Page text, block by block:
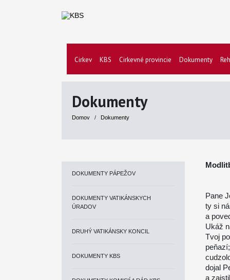
Cirkev KBS Cirkevné provincie Dokumenty
Dokumenty
Domov / Dokumenty
DOKUMENTY PÁPEŽOV
DOKUMENTY VATIKÁNSKYCH
ÚRADOV
DRUHÝ VATIKÁNSKY KONCIL
DOKUMENTY KBS
Pane
ty si
a
Ukáž
Tvoj
peňazí;
dojal
a